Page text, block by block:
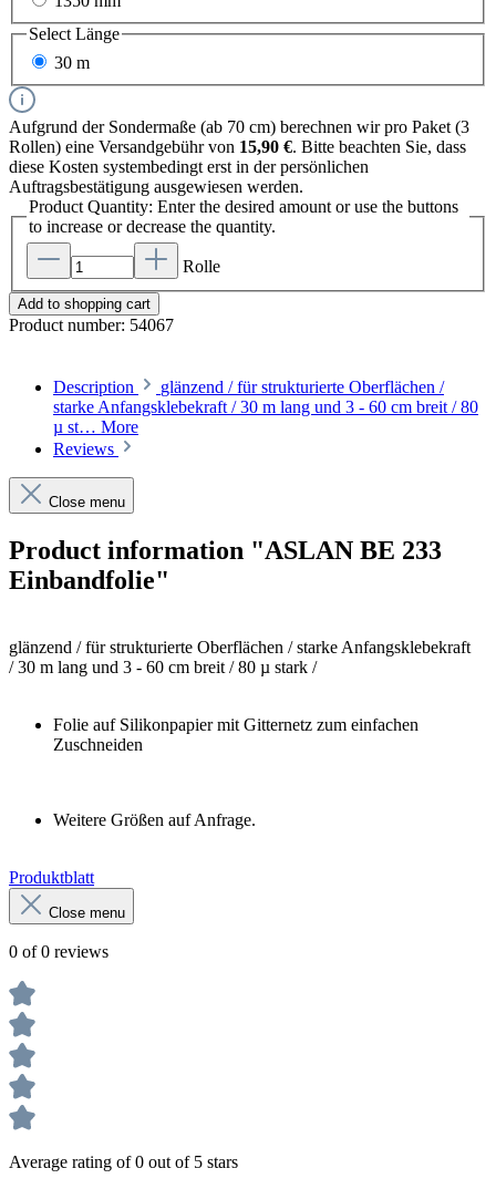
Select Länge
30 m
Aufgrund der Sondermaße (ab 70 cm) berechnen wir pro Paket (3
Rollen) eine Versandgebühr von 15,90 €. Bitte beachten Sie, dass
diese Kosten systembedingt erst in der persönlichen
Auftragsbestätigung ausgewiesen werden.
Product Quantity: Enter the desired amount or use the buttons
to increase or decrease the quantity.
Rolle
Add to shopping cart
Product number: 54067
Description
glänzend / für strukturierte Oberflächen /
starke Anfangsklebekraft / 30 m lang und 3 - 60 cm breit / 80
µ st… More
Reviews
Close menu
Product information "ASLAN BE 233
Einbandfolie"
glänzend /für strukturierte Oberflächen / starke Anfangsklebekraft
/30 m lang und 3 - 60 cm breit /80 µ stark /
Folie auf Silikonpapier mit Gitternetz zum einfachen
Zuschneiden
Weitere Größen auf Anfrage.
Produktblatt
Close menu
0 of 0 reviews
Average rating of 0 out of 5 stars